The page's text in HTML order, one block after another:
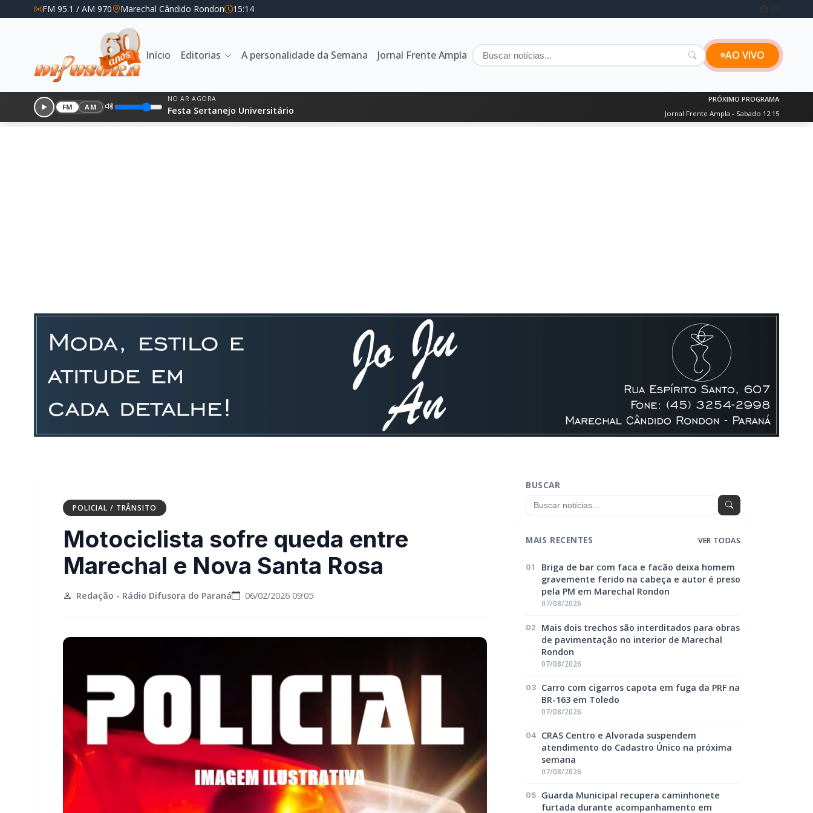
FM 95.1 / AM 970 Marechal Cândido Rondon 15:14
Início Editorias A personalidade da Semana Jornal Frente Ampla AO VIVO
FM AM
NO AR AGORA
Festa Sertanejo Universitário
PRÓXIMO PROGRAMA
Jornal Frente Ampla - Sabado 12:15
POLICIAL / TRÂNSITO
Motociclista sofre queda entre
Marechal e Nova Santa Rosa
Redação - Rádio Difusora do Paraná 06/02/2026 09:05
BUSCAR
MAIS RECENTES VER TODAS
01
Briga de bar com faca e facão deixa homem
gravemente ferido na cabeça e autor é preso
pela PM em Marechal Rondon
07/08/2026
02
Mais dois trechos são interditados para obras
de pavimentação no interior de Marechal
Rondon
07/08/2026
03
Carro com cigarros capota em fuga da PRF na
BR-163 em Toledo
07/08/2026
04
CRAS Centro e Alvorada suspendem
atendimento do Cadastro Único na próxima
semana
07/08/2026
05
Guarda Municipal recupera caminhonete
furtada durante acompanhamento em